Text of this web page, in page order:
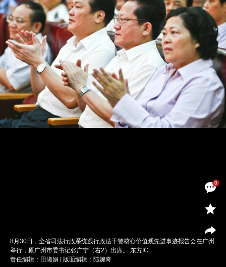
0
8月30日，全省司法行政系统践行政法干警核心价值观先进事迹报告会在广州
举行，原广州市委书记张广宁（右2）出席。 东方IC
责任编辑：田淑娟 | 版面编辑：陆婉奇